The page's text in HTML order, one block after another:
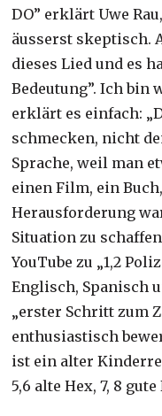
DO” erklärt Uwe
äusserst skeptisch.
dieses Lied und es
Bedeutung”. Ich bin
erklärt es einfach:
schmecken, nicht
Sprache, weil man
einen Film, ein
Herausforderung
Situation zu
YouTube zu „1,2
Englisch, Spanisch
„erster Schritt zum
enthusiastisch
ist ein alter
5,6 alte Hex, 7, 8 gute